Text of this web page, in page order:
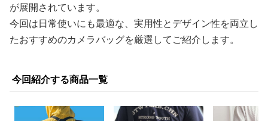
が展開されています。
今回は日常使いにも最適な、実用性とデザイン性を両立し
たおすすめのカメラバッグを厳選してご紹介します。
今回紹介する商品一覧